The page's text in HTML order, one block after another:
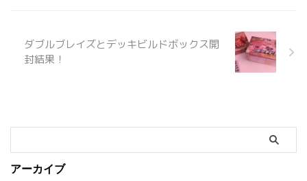
ダブルブレイズとデッキビルドボックス開
封結果！
アーカイブ